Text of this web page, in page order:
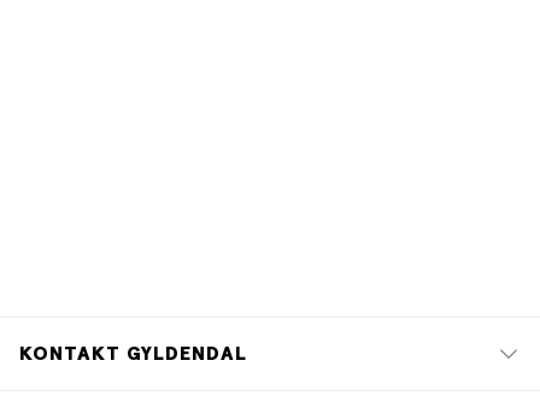
KONTAKT GYLDENDAL